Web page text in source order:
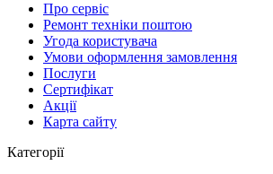
Про сервіс
Ремонт техніки поштою
Угода користувача
Умови оформлення замовлення
Послуги
Сертифікат
Акції
Карта сайту
Категорії